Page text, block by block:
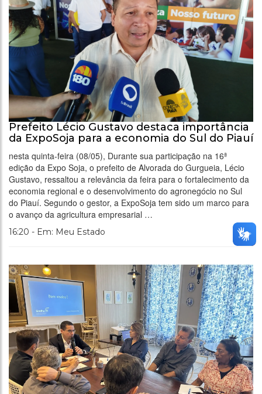
Prefeito Lécio Gustavo destaca importância
da ExpoSoja para a economia do Sul do Piauí
nesta quinta-feira (08/05), Durante sua participação na 16ª
edição da Expo Soja, o prefeito de Alvorada do Gurgueia, Lécio
Gustavo, ressaltou a relevância da feira para o fortalecimento da
economia regional e o desenvolvimento do agronegócio no Sul
do Piauí. Segundo o gestor, a ExpoSoja tem sido um marco para
o avanço da agricultura empresarial …
16:20 - Em: Meu Estado